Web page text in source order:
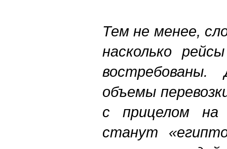
Тем не менее,
насколько
объемы
с прицелом
станут